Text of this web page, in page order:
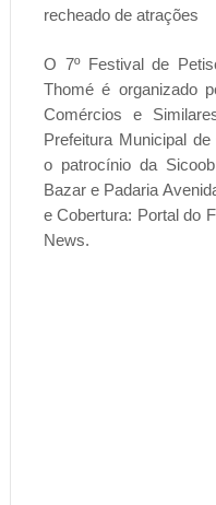
recheado de atrações
O 7º Festival de
Thomé é organizado
Comércios e
Prefeitura Municipal
o patrocínio da
Bazar e Padaria
e Cobertura: Portal do
News.